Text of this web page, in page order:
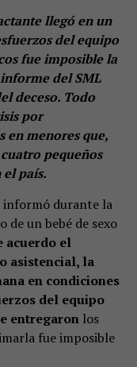
llegó en un
del equipo
fue imposible la
del SML
deceso. Todo
por
en menores que,
pequeños
país.
informó durante la
de un bebé de sexo
acuerdo el
asistencial, la
en condiciones
del equipo
entregaronlos
fue imposible